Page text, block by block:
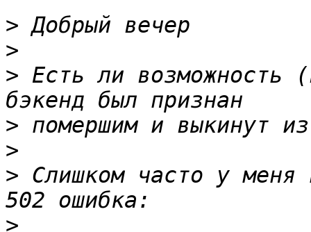
>
>
> Есть ли возможность
>
>
> Слишком часто у меня
>